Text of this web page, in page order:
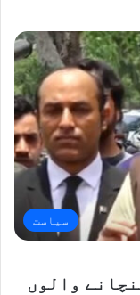
سیاست
والوں